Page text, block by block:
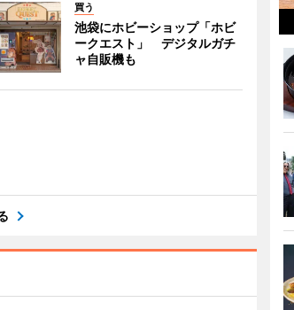
買う
池袋にホビーショップ「ホビ
ークエスト」 デジタルガチ
ャ自販機も